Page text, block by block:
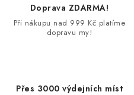
Doprava ZDARMA!
Při nákupu nad 999 Kč platíme
dopravu my!
Přes 3000 výdejních míst